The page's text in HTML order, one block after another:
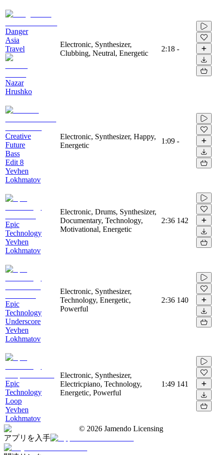
Danger
Asia
Travel
Nazar
Hrushko
Electronic, Synthesizer,
Clubbing, Neutral, Energetic
2:18 -
Creative
Future
Bass
Edit 8
Yevhen
Lokhmatov
Electronic, Synthesizer, Happy,
Energetic
1:09 -
Epic
Technology
Yevhen
Lokhmatov
Electronic, Drums, Synthesizer,
Documentary, Technology,
Motivational, Energetic
2:36 142
Epic
Technology
Underscore
Yevhen
Lokhmatov
Electronic, Synthesizer,
Technology, Energetic,
Powerful
2:36 140
Epic
Technology
Loop
Yevhen
Lokhmatov
Electronic, Synthesizer,
Electricpiano, Technology,
Energetic, Powerful
1:49 141
© 2026 Jamendo Licensing
アプリを入手